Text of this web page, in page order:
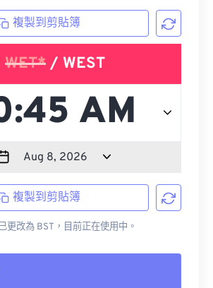
複製到剪貼簿
WET* / WEST
複製到剪貼簿
更改為 BST，目前正在使用中。